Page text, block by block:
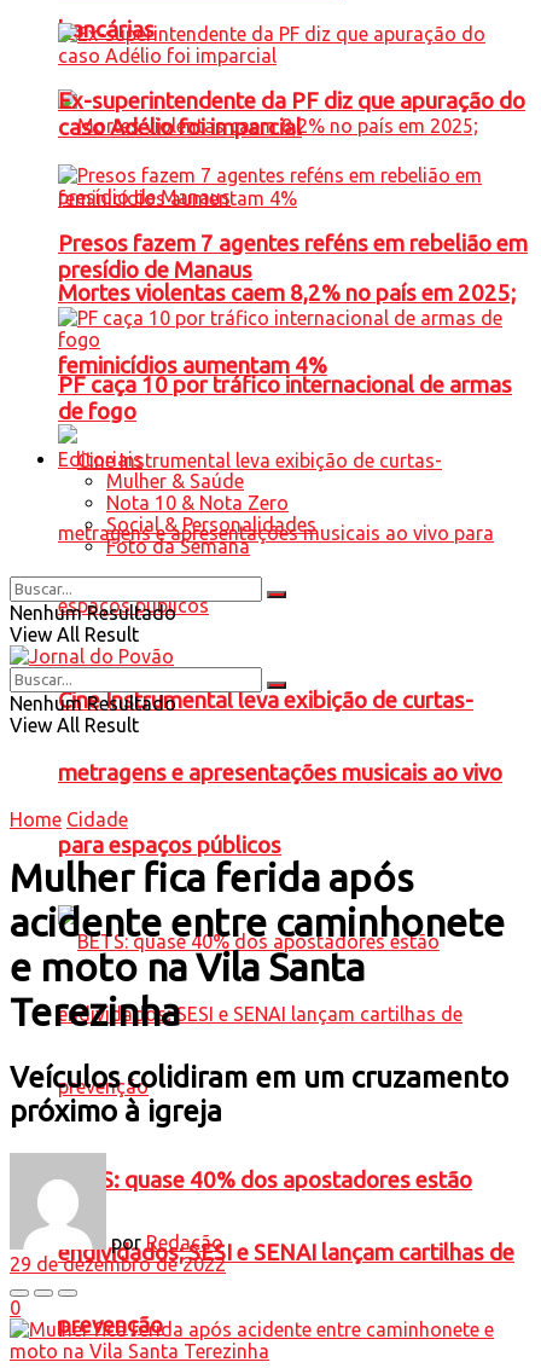
bancárias
Mortes violentas caem 8,2% no país em 2025;
feminicídios aumentam 4%
Cine Instrumental leva exibição de curtas-
metragens e apresentações musicais ao vivo
para espaços públicos
BETS: quase 40% dos apostadores estão
endividados; SESI e SENAI lançam cartilhas de
prevenção
Ex-superintendente da PF diz que apuração do
caso Adélio foi imparcial
Presos fazem 7 agentes reféns em rebelião em
presídio de Manaus
PF caça 10 por tráfico internacional de armas
de fogo
Editoriais
Mulher & Saúde
Nota 10 & Nota Zero
Social & Personalidades
Foto da Semana
Nenhum Resultado
View All Result
Nenhum Resultado
View All Result
Home Cidade
Mulher fica ferida após
acidente entre caminhonete
e moto na Vila Santa
Terezinha
Veículos colidiram em um cruzamento
próximo à igreja
por Redação
29 de dezembro de 2022
0